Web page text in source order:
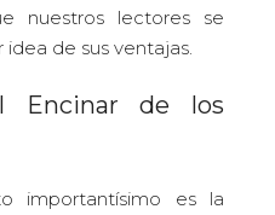
nuestros lectores se
de sus ventajas.
Encinar de los
importantísimo es la